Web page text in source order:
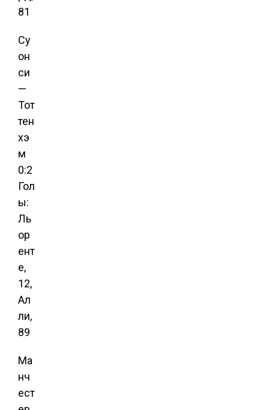
81
Су
он
си
—
Тот
тен
хэ
м
0:2
Гол
ы:
Ль
ор
ент
е,
12,
Ал
ли,
89
Ма
нч
ест